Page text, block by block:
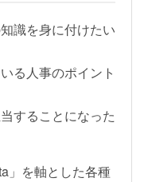
識を身に付けたい
る人事のポイント
することになった
」を軸とした各種